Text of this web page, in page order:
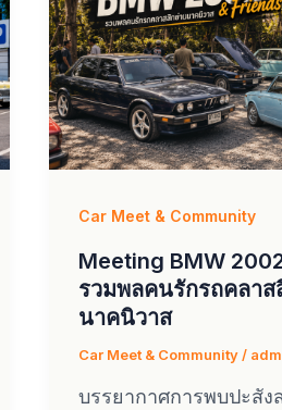
Car Meet & Community
Meeting BMW
รวมพลคนรักรถคลา
นาคนิวาส
Car Meet & Community/
บรรยากาศการพบปะสั